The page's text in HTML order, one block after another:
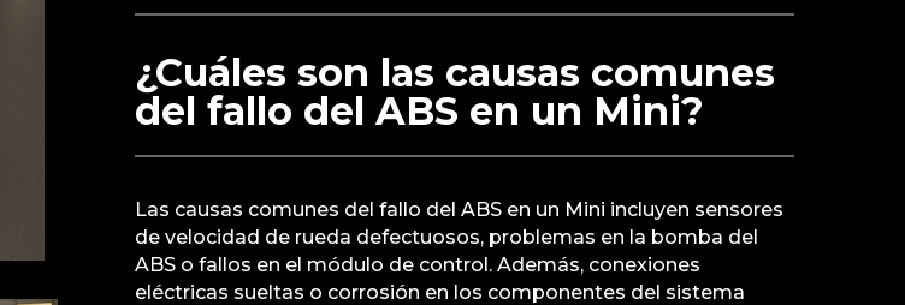
¿Cuáles son las causas comunes
del fallo del ABS en un Mini?
Las causas comunes del fallo del ABS en un Mini incluyen sensores
de velocidad de rueda defectuosos, problemas en la bomba del
ABS o fallos en el módulo de control. Además, conexiones
eléctricas sueltas o corrosión en los componentes del sistema